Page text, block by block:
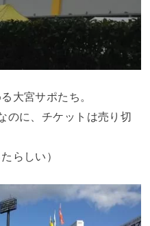
大宮サポたち。
のに、チケットは売り切
らしい）